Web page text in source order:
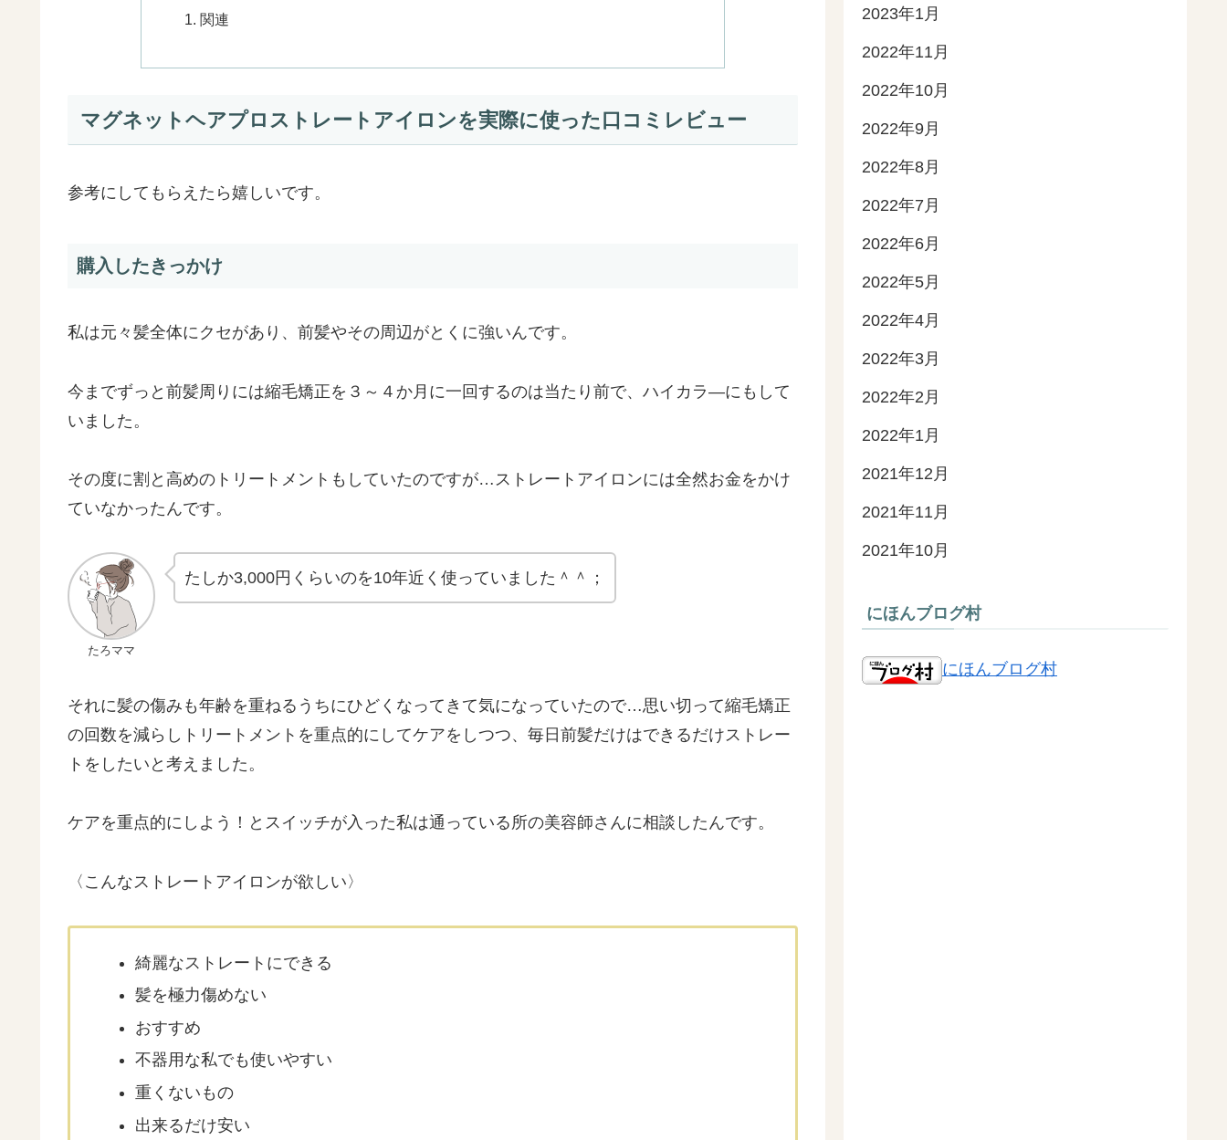
関連
マグネットヘアプロストレートアイロンを実際に使った口コミレビュー
参考にしてもらえたら嬉しいです。
購入したきっかけ
私は元々髪全体にクセがあり、前髪やその周辺がとくに強いんです。
今までずっと前髪周りには縮毛矯正を３～４か月に一回するのは当たり前で、ハイカラ―にもして
いました。
その度に割と高めのトリートメントもしていたのですが…ストレートアイロンには全然お金をかけ
ていなかったんです。
たろママ
たしか3,000円くらいのを10年近く使っていました＾＾；
それに髪の傷みも年齢を重ねるうちにひどくなってきて気になっていたので…思い切って縮毛矯正
の回数を減らしトリートメントを重点的にしてケアをしつつ、毎日前髪だけはできるだけストレー
トをしたいと考えました。
ケアを重点的にしよう！とスイッチが入った私は通っている所の美容師さんに相談したんです。
〈こんなストレートアイロンが欲しい〉
綺麗なストレートにできる
髪を極力傷めない
おすすめ
不器用な私でも使いやすい
重くないもの
出来るだけ安い
2023年1月
2022年11月
2022年10月
2022年9月
2022年8月
2022年7月
2022年6月
2022年5月
2022年4月
2022年3月
2022年2月
2022年1月
2021年12月
2021年11月
2021年10月
にほんブログ村
にほんブログ村